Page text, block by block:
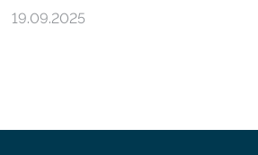
weltweit nutzen die Software in den
verpacken. Die Anordnung kann der
19.09.2025